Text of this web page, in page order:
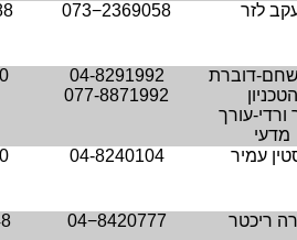
לזר 073−2369058
שחם-דוברת
הטכניון
ורדי-עורך
מדעי
04-8291992
077-8871992
עמיר 04-8240104
ריכטר 04−8420777